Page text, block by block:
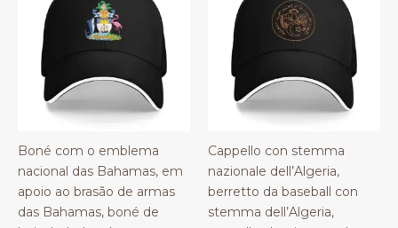
Boné com o emblema
nacional das Bahamas, em
apoio ao brasão de armas
das Bahamas, boné de
Cappello con stemma
nazionale dell’Algeria,
berretto da baseball con
stemma dell’Algeria,